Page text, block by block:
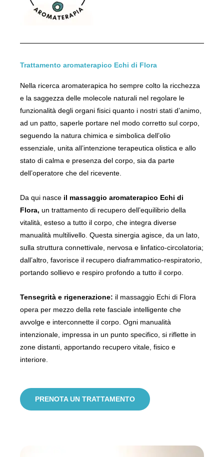
Trattamento aromaterapico Echi di Flora
Nella ricerca aromaterapica ho sempre colto la ricchezza
e la saggezza delle molecole naturali nel regolare le
funzionalità degli organi fisici quanto i nostri stati d’animo,
ad un patto, saperle portare nel modo corretto sul corpo,
seguendo la natura chimica e simbolica dell’olio
essenziale, unita all’intenzione terapeutica olistica e allo
stato di calma e presenza del corpo, sia da parte
dell’operatore che del ricevente.
Da qui nasce il massaggio aromaterapico Echi di
Flora, un trattamento di recupero dell’equilibrio della
vitalità, esteso a tutto il corpo, che integra diverse
manualità multilivello. Questa sinergia agisce, da un lato,
sulla struttura connettivale, nervosa e linfatico-circolatoria;
dall’altro, favorisce il recupero diaframmatico-respiratorio,
portando sollievo e respiro profondo a tutto il corpo.
Tensegrità e rigenerazione: il massaggio Echi di Flora
opera per mezzo della rete fasciale intelligente che
avvolge e interconnette il corpo. Ogni manualità
intenzionale, impressa in un punto specifico, si riflette in
zone distanti, apportando recupero vitale, fisico e
interiore.
PRENOTA UN TRATTAMENTO